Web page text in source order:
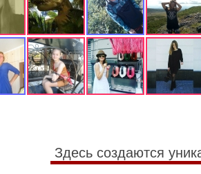
Здесь создаются